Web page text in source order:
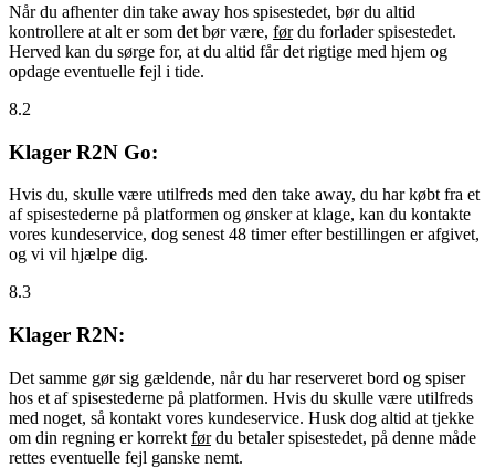
Når du afhenter din take away hos spisestedet, bør du altid
kontrollere at alt er som det bør være, førdu forlader spisestedet.
Herved kan du sørge for, at du altid får det rigtige med hjem og
opdage eventuelle fejl i tide.
8.2
Klager R2N Go:
Hvis du, skulle være utilfreds med den take away, du har købt fra et
af spisestederne på platformen og ønsker at klage, kan du kontakte
vores kundeservice, dog senest 48 timer efter bestillingen er afgivet,
og vi vil hjælpe dig.
8.3
Klager R2N:
Det samme gør sig gældende, når du har reserveret bord og spiser
hos et af spisestederne på platformen. Hvis du skulle være utilfreds
med noget, så kontakt vores kundeservice. Husk dog altid at tjekke
om din regning er korrekt førdu betaler spisestedet, på denne måde
rettes eventuelle fejl ganske nemt.